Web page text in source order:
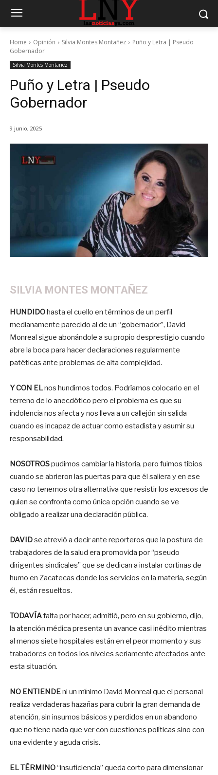
Home Opinión Silvia Montes Montañez
Puño y Letra | Pseudo
Gobernador
Silvia Montes Montañez
Puño y Letra | Pseudo
Gobernador
9 junio, 2025
SILVIA MONTES MONTAÑEZ
HUNDIDOhasta el cuello en términos de un perfil
medianamente parecido al de un “gobernador”, David
Monreal sigue abonándole a su propio desprestigio cuando
abre la boca para hacer declaraciones regularmente
patéticas ante problemas de alta complejidad.
Y CON ELnos hundimos todos. Podríamos colocarlo en el
terreno de lo anecdótico pero el problema es que su
indolencia nos afecta y nos lleva a un callejón sin salida
cuando es incapaz de actuar como estadista y asumir su
responsabilidad.
NOSOTROSpudimos cambiar la historia, pero fuimos tibios
cuando se abrieron las puertas para que él saliera y en ese
caso no tenemos otra alternativa que resistir los excesos de
quien se confronta como única opción cuando se ve
obligado a realizar una declaración pública.
DAVIDse atrevió a decir ante reporteros que la postura de
trabajadores de la salud era promovida por “pseudo
dirigentes sindicales” que se dedican a instalar cortinas de
humo en Zacatecas donde los servicios en la materia, según
él, están resueltos.
TODAVÍAfalta por hacer, admitió, pero en su gobierno, dijo,
la atención médica presenta un avance casi inédito mientras
al menos siete hospitales están en el peor momento y sus
trabadores en todos los niveles seriamente afectados ante
esta situación.
NO ENTIENDEni un mínimo David Monreal que el personal
realiza verdaderas hazañas para cubrir la gran demanda de
atención, sin insumos básicos y perdidos en un abandono
que no tiene nada que ver con cuestiones políticas sino con
una evidente y aguda crisis.
EL TÉRMINO“insuficiencia” queda corto para dimensionar